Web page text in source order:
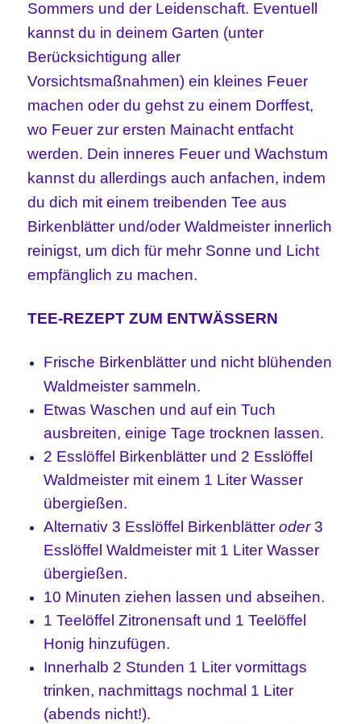
Sommers und der Leidenschaft. Eventuell
kannst du in deinem Garten (unter
Berücksichtigung aller
Vorsichtsmaßnahmen) ein kleines Feuer
machen oder du gehst zu einem Dorffest,
wo Feuer zur ersten Mainacht entfacht
werden. Dein inneres Feuer und Wachstum
kannst du allerdings auch anfachen, indem
du dich mit einem treibenden Tee aus
Birkenblätter und/oder Waldmeister innerlich
reinigst, um dich für mehr Sonne und Licht
empfänglich zu machen.
TEE-REZEPT ZUM ENTWÄSSERN
Frische Birkenblätter und nicht blühenden
Waldmeister sammeln.
Etwas Waschen und auf ein Tuch
ausbreiten, einige Tage trocknen lassen.
2 Esslöffel Birkenblätter und 2 Esslöffel
Waldmeister mit einem 1 Liter Wasser
übergießen.
Alternativ 3 Esslöffel Birkenblätteroder3
Esslöffel Waldmeister mit 1 Liter Wasser
übergießen.
10 Minuten ziehen lassen und abseihen.
1 Teelöffel Zitronensaft und 1 Teelöffel
Honig hinzufügen.
Innerhalb 2 Stunden 1 Liter vormittags
trinken, nachmittags nochmal 1 Liter
(abends nicht!).